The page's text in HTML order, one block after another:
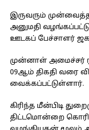
இருவரும்
அனுமதி
ஊடகப் பேச்சாளர்
முன்னாள் அமைச்சர்
09ஆம் திகதி வரை
வைக்கப்பட்டுள்ளார்.
கிரிந்த மீன்பிடி
திட்டமொன்றை